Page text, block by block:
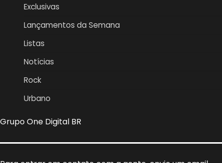
Exclusivas
Lançamentos da Semana
Listas
Notícias
Rock
Urbano
Grupo One Digital BR